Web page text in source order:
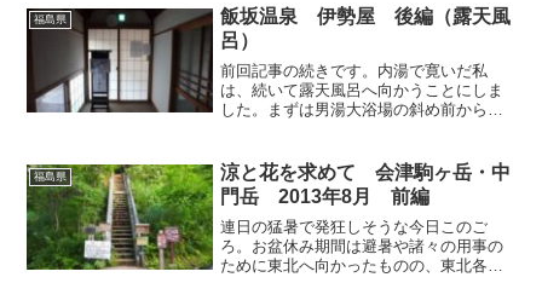
南町エリア（現南会津町）の伊南川畔に
あり、国道401号沿いには...
福島県
飯坂温泉 伊勢屋 後編（露天風
呂）
前回記事の続きです。内湯で寛いだ私
は、続いて露天風呂へ向かうことにしま
した。まずは男湯大浴場の斜め前から伸
へ出ます。妙に立派な玄関です
が・・・ 想像するにかつてはこちら...
福島県
涼と花を求めて 会津駒ヶ岳・中
門岳 2013年8月 前編
連日の猛暑で発狂しそうな今日このご
ろ。お盆休み期間は避暑や諸々の用事の
ために東北へ向かったものの、東北各地